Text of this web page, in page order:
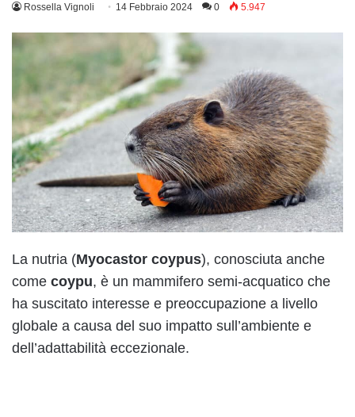
Rossella Vignoli 14 Febbraio 2024 0 5.947
La nutria (Myocastor coypus), conosciuta anche
come coypu, è un mammifero semi-acquatico che
ha suscitato interesse e preoccupazione a livello
globale a causa del suo impatto sull’ambiente e
dell’adattabilità eccezionale.